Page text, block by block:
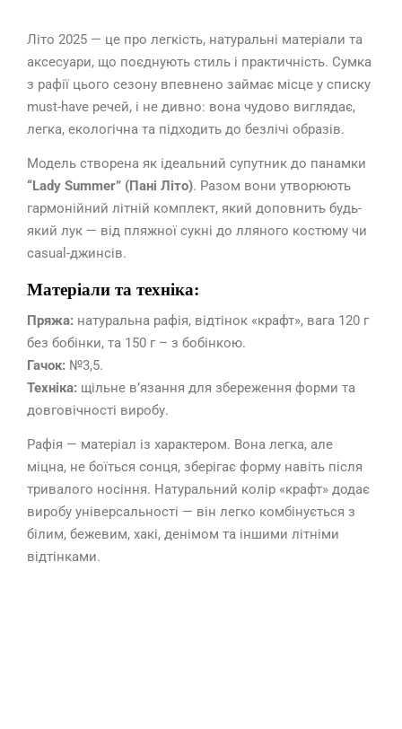
Літо 2025 — це про легкість, натуральні матеріали та
аксесуари, що поєднують стиль і практичність. Сумка
з рафії цього сезону впевнено займає місце у списку
must-have речей, і не дивно: вона чудово виглядає,
легка, екологічна та підходить до безлічі образів.
Модель створена як ідеальний супутник до панамки
“Lady Summer” (Пані Літо). Разом вони утворюють
гармонійний літній комплект, який доповнить будь-
який лук — від пляжної сукні до лляного костюму чи
casual-джинсів.
Матеріали та техніка:
Пряжа: натуральна рафія, відтінок «крафт», вага 120 г
без бобінки, та 150 г – з бобінкою.
Гачок: №3,5.
Техніка: щільне в’язання для збереження форми та
довговічності виробу.
Рафія — матеріал із характером. Вона легка, але
міцна, не боїться сонця, зберігає форму навіть після
тривалого носіння. Натуральний колір «крафт» додає
виробу універсальності — він легко комбінується з
білим, бежевим, хакі, денімом та іншими літніми
відтінками.